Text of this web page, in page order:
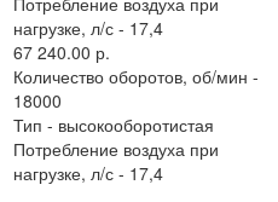
нагрузке, л/с - 17,4
67 240.00 р.
Количество оборотов, об/мин -
18000
Тип - высокооборотистая
Потребление воздуха при
нагрузке, л/с - 17,4